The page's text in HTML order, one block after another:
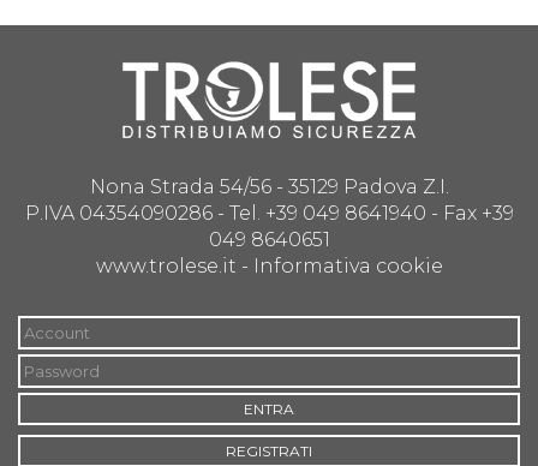
Nona Strada 54/56 - 35129 Padova Z.I.
P.IVA 04354090286 - Tel. +39 049 8641940 - Fax +39
049 8640651
www.trolese.it - Informativa cookie
ENTRA
REGISTRATI